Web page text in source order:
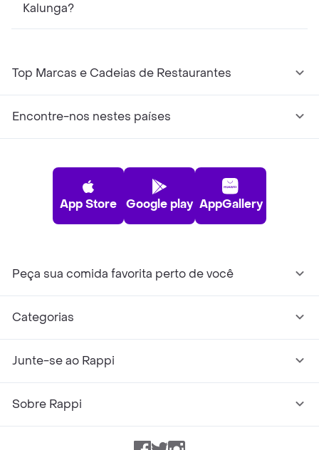
Kalunga?
Top Marcas e Cadeias de Restaurantes
Encontre-nos nestes países
App Store Google play AppGallery
Peça sua comida favorita perto de você
Categorias
Junte-se ao Rappi
Sobre Rappi